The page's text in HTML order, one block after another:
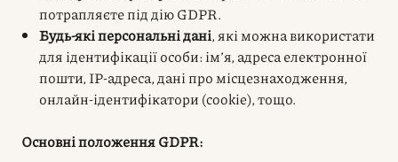
потрапляєте під дію GDPR.
Будь-які персональні дані, які можна використати
для ідентифікації особи: ім’я, адреса електронної
пошти, IP-адреса, дані про місцезнаходження,
онлайн-ідентифікатори (cookie), тощо.
Основні положення GDPR: